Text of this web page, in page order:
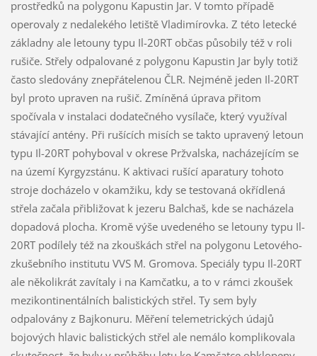
prostředků na polygonu Kapustin Jar. V tomto případě
operovaly z nedalekého letiště Vladimírovka. Z této letecké
základny ale letouny typu Il-20RT občas působily též v roli
rušiče. Střely odpalované z polygonu Kapustin Jar byly totiž
často sledovány znepřátelenou ČLR. Nejméně jeden Il-20RT
byl proto upraven na rušič. Zmíněná úprava přitom
spočívala v instalaci dodatečného vysílače, který využíval
stávající antény. Při rušících misích se takto upravený letoun
typu Il-20RT pohyboval v okrese Pržvalska, nacházejícím se
na území Kyrgyzstánu. K aktivaci rušící aparatury tohoto
stroje docházelo v okamžiku, kdy se testovaná okřídlená
střela začala přibližovat k jezeru Balchaš, kde se nacházela
dopadová plocha. Kromě výše uvedeného se letouny typu Il-
20RT podílely též na zkouškách střel na polygonu Letového-
zkušebního institutu VVS M. Gromova. Speciály typu Il-20RT
ale několikrát zavítaly i na Kamčatku, a to v rámci zkoušek
mezikontinentálních balistických střel. Ty sem byly
odpalovány z Bajkonuru. Měření telemetrických údajů
bojových hlavic balistických střel ale nemálo komplikovala